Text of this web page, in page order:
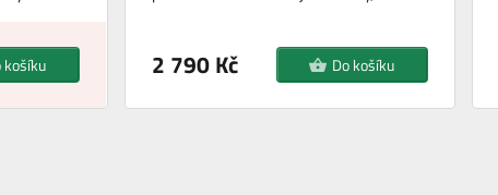
košíku 2 790 Kč Do košíku